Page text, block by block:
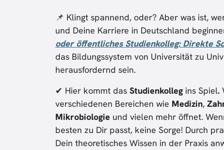
📌 Klingt spannend, oder? Aber was ist,
und Deine Karriere in Deutschland
oder öffentliches Studienkolleg: Direkte
das Bildungssystem von Universität zu
herausfordernd sein.
✔ Hier kommt das Studienkolleg ins Spiel.
verschiedenen Bereichen wie Medizin,
Mikrobiologie und vielen mehr öffnet.
besten zu Dir passt, keine Sorge! Durch
Dein theoretisches Wissen in der Praxis